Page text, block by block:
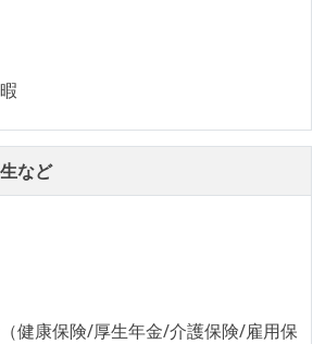
ール管理は、途中の成果を随時確認し
たは盛り込む機能を柔軟に調整する形
的に最新版より1年以上ビハインドし
れるコードには、全てコードレビュ
ィング規約をチーム全体で遵守するよ
など
健康保険/厚生年金/介護保険/雇用保